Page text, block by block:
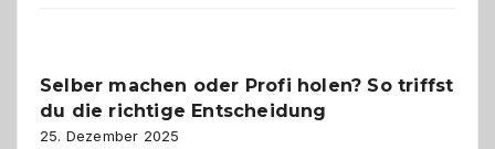
Herausforderungen
und
Zukunft
Selber machen oder Profi holen? So triffst
du die richtige Entscheidung
25. Dezember 2025